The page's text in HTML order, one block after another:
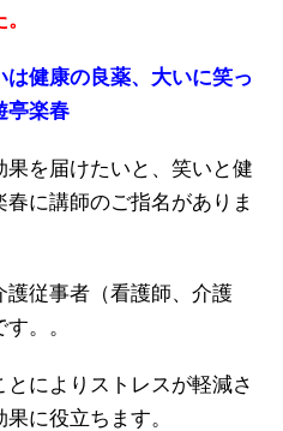
健康の良薬、大いに笑っ
亭楽春
を届けたいと、笑いと健
に講師のご指名がありま
従事者（看護師、介護
。。
によりストレスが軽減さ
に役立ちます。